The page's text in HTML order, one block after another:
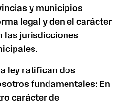
y municipios
legal y den el carácter
las jurisdicciones
ley ratifican dos
fundamentales: En
carácter de